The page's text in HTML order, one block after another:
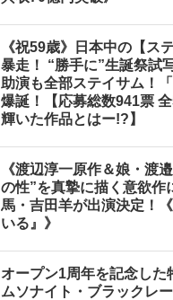
《祝59歳》日本中の【ス
暴走！ “勝手に”生誕祭試
助演も全部ステイサム！「
爆誕！【応募総数941票
輝いた作品とはー!?】
《渡辺淳一原作＆娘・渡
の性”を真摯に描く意欲作
馬・吉田羊が出演決定！
いる』》
オープン1周年を記念した
ムソナイト・ブラックレ